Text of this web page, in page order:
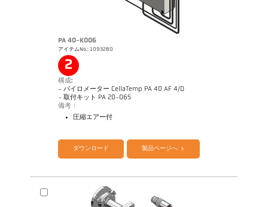
PA 40-K006
アイテムNo.: 1093280
2
構成:
- パイロメーター CellaTemp PA 40 AF 4/D
- 取付キット PA 20-065
備考：
圧縮エアー付
カタログ CellaTemp PA
ダウンロード 製品ページへ